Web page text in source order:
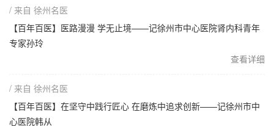
/ 来自 徐州名医
【百年百医】医路漫漫 学无止境——记徐州市中心医院肾内科青年
专家孙玲
查看详细
/ 来自 徐州名医
【百年百医】在坚守中践行匠心 在磨炼中追求创新——记徐州市中
心医院韩从